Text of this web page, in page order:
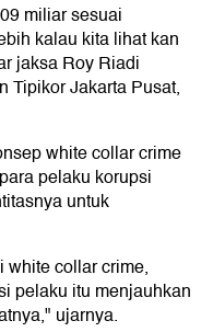
miliar sesuai
kalau kita lihat kan
jaksa Roy Riadi
Tipikor Jakarta Pusat,
white collar crime
pelaku korupsi
untuk
collar crime,
pelaku itu menjauhkan
ujarnya.